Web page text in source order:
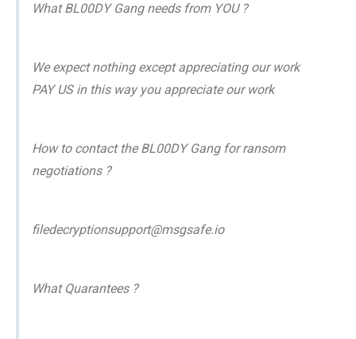
What BL00DY Gang needs from YOU ?
We expect nothing except appreciating our work
PAY US in this way you appreciate our work
How to contact the BL00DY Gang for ransom
negotiations ?
filedecryptionsupport@msgsafe.io
What Quarantees ?